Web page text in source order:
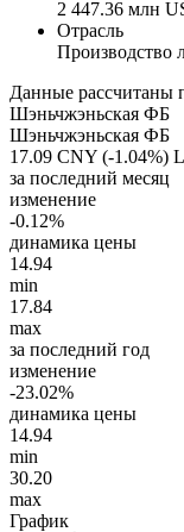
2 447.36 млн
Отрасль
Производство
Данные рассчитаны
Шэньчжэньская ФБ
Шэньчжэньская ФБ
17.09 CNY (-1.04%)
за последний месяц
изменение
-0.12%
динамика цены
14.94
min
17.84
max
за последний год
изменение
-23.02%
динамика цены
14.94
min
30.20
max
График